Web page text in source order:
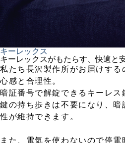
キーレックス
キーレックスがもたらす、快適と
私たち長沢製作所がお届けす
心感と合理性。
暗証番号で解錠できるキーレス
鍵の持ち歩きは不要になり、暗
性が維持できます。
また、電気を使わないので停電